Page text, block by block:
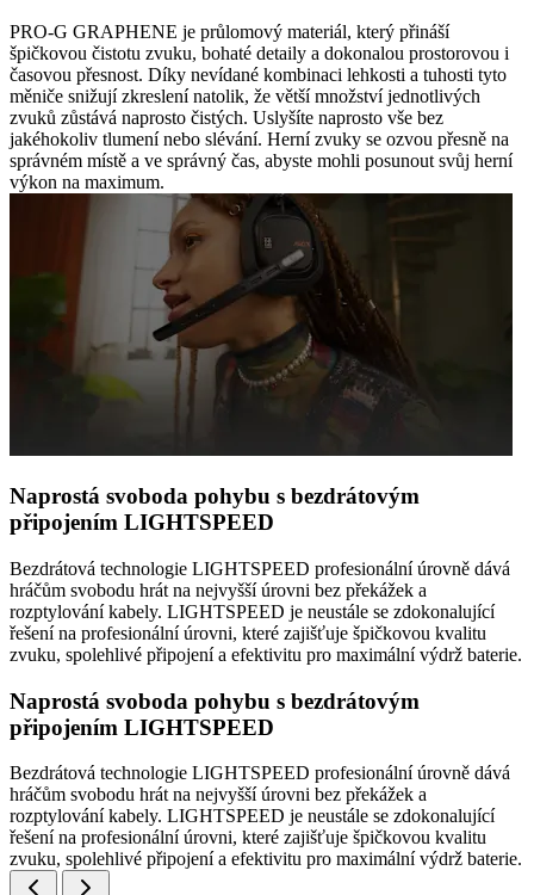
PRO-G GRAPHENE je průlomový materiál, který přináší
špičkovou čistotu zvuku, bohaté detaily a dokonalou prostorovou i
časovou přesnost. Díky nevídané kombinaci lehkosti a tuhosti tyto
měniče snižují zkreslení natolik, že větší množství jednotlivých
zvuků zůstává naprosto čistých. Uslyšíte naprosto vše bez
jakéhokoliv tlumení nebo slévání. Herní zvuky se ozvou přesně na
správném místě a ve správný čas, abyste mohli posunout svůj herní
výkon na maximum.
Naprostá svoboda pohybu s bezdrátovým
připojením LIGHTSPEED
Bezdrátová technologie LIGHTSPEED profesionální úrovně dává
hráčům svobodu hrát na nejvyšší úrovni bez překážek a
rozptylování kabely. LIGHTSPEED je neustále se zdokonalující
řešení na profesionální úrovni, které zajišťuje špičkovou kvalitu
zvuku, spolehlivé připojení a efektivitu pro maximální výdrž baterie.
Naprostá svoboda pohybu s bezdrátovým
připojením LIGHTSPEED
Bezdrátová technologie LIGHTSPEED profesionální úrovně dává
hráčům svobodu hrát na nejvyšší úrovni bez překážek a
rozptylování kabely. LIGHTSPEED je neustále se zdokonalující
řešení na profesionální úrovni, které zajišťuje špičkovou kvalitu
zvuku, spolehlivé připojení a efektivitu pro maximální výdrž baterie.